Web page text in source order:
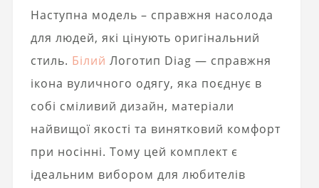
Наступна модель – справжня насолода
для людей, які цінують оригінальний
стиль. Білий Логотип Diag — справжня
ікона вуличного одягу, яка поєднує в
собі сміливий дизайн, матеріали
найвищої якості та винятковий комфорт
при носінні. Тому цей комплект є
ідеальним вибором для любителів